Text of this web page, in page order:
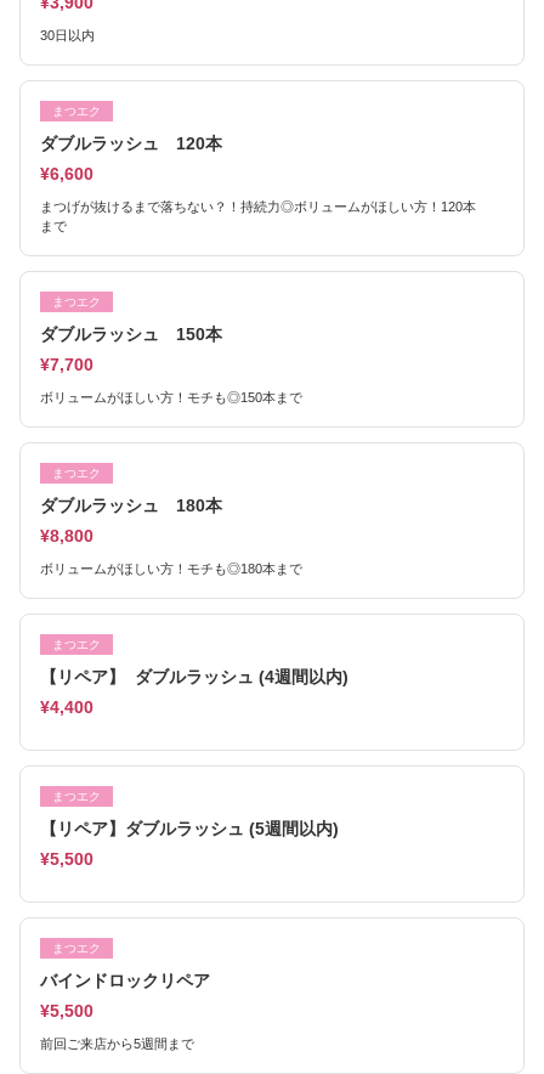
30日以内
まつエク
ダブルラッシュ 120本
¥6,600
まつげが抜けるまで落ちない？！持続力◎ボリュームがほしい方！120本
まで
まつエク
ダブルラッシュ 150本
¥7,700
ボリュームがほしい方！モチも◎150本まで
まつエク
ダブルラッシュ 180本
¥8,800
ボリュームがほしい方！モチも◎180本まで
まつエク
【リペア】 ダブルラッシュ (4週間以内)
¥4,400
まつエク
【リペア】ダブルラッシュ (5週間以内)
¥5,500
まつエク
バインドロックリペア
¥5,500
前回ご来店から5週間まで